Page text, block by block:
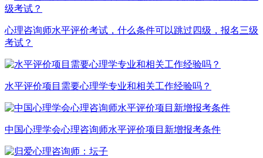
心理咨询师水平评价考试，什么条件可以跳过四级，报名三级
考试？
水平评价项目需要心理学专业和相关工作经验吗？
中国心理学会心理咨询师水平评价项目新增报考条件